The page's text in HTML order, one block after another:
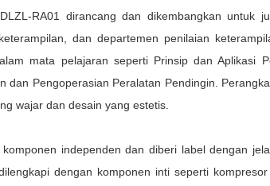
RA01 dirancang dan dikembangkan untuk
dan departemen penilaian
mata pelajaran seperti Prinsip dan Aplikasi
dan Pengoperasian Peralatan Pendingin.
wajar dan desain yang estetis.
independen dan diberi label dengan
dengan komponen inti seperti kompresor